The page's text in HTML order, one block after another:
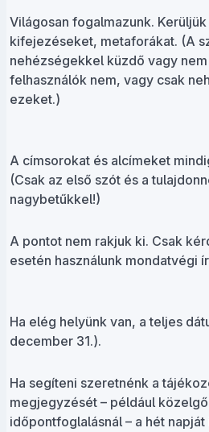
Világosan fogalmazunk.
kifejezéseket, metaforákat. (A
nehézségekkel küzdő vagy
felhasználók nem, vagy csak
ezeket.)
A címsorokat és alcímeket
(Csak az első szót és a
nagybetűkkel!)
A pontot nem rakjuk ki. Csak
esetén használunk mondatvégi
Ha elég helyünk van, a teljes
december 31.).
Ha segíteni szeretnénk a
megjegyzését – például
időpontfoglalásnál – a hét